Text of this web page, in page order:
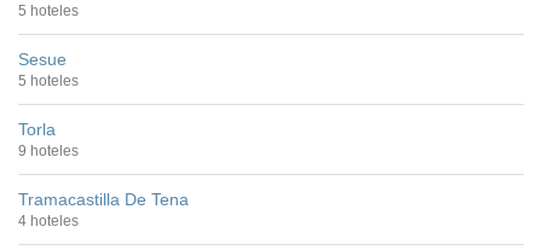
5 hoteles
Sesue
5 hoteles
Torla
9 hoteles
Tramacastilla De Tena
4 hoteles